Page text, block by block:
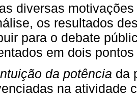
diversas
os resultados
para o debate
em dois
da potência da
na atividade